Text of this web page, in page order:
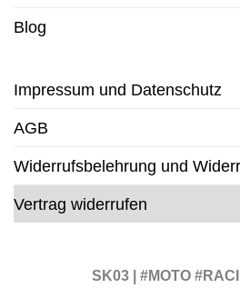
Blog
Impressum und Datenschutz
AGB
Widerrufsbelehrung und
Vertrag widerrufen
SK03 | #MOTO